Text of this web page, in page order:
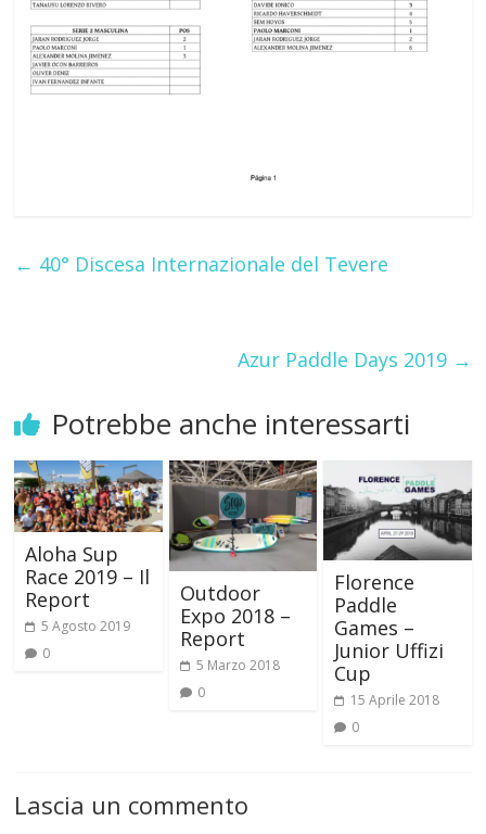
← 40° Discesa Internazionale del Tevere
Azur Paddle Days 2019 →
Potrebbe anche interessarti
Aloha Sup
Race 2019 – Il
Report
5 Agosto 2019
0
Outdoor
Expo 2018 –
Report
5 Marzo 2018
0
Florence
Paddle
Games –
Junior Uffizi
Cup
15 Aprile 2018
0
Lascia un commento